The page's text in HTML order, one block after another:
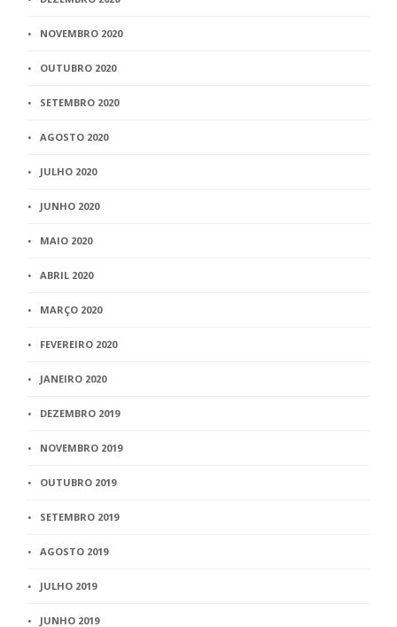
NOVEMBRO 2020
OUTUBRO 2020
SETEMBRO 2020
AGOSTO 2020
JULHO 2020
JUNHO 2020
MAIO 2020
ABRIL 2020
MARÇO 2020
FEVEREIRO 2020
JANEIRO 2020
DEZEMBRO 2019
NOVEMBRO 2019
OUTUBRO 2019
SETEMBRO 2019
AGOSTO 2019
JULHO 2019
JUNHO 2019